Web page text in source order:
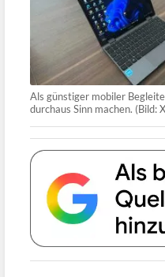
Als günstiger mobiler
durchaus Sinn machen. (Bild: